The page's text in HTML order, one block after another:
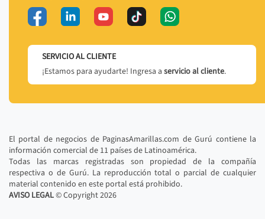
SERVICIO AL CLIENTE
¡Estamos para ayudarte! Ingresa a servicio al cliente.
El portal de negocios de PaginasAmarillas.com de Gurú contiene la
información comercial de 11 países de Latinoamérica.
Todas las marcas registradas son propiedad de la compañía
respectiva o de Gurú. La reproducción total o parcial de cualquier
material contenido en este portal está prohibido.
AVISO LEGAL© Copyright2026